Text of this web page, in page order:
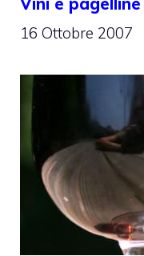
16 Ottobre 2007